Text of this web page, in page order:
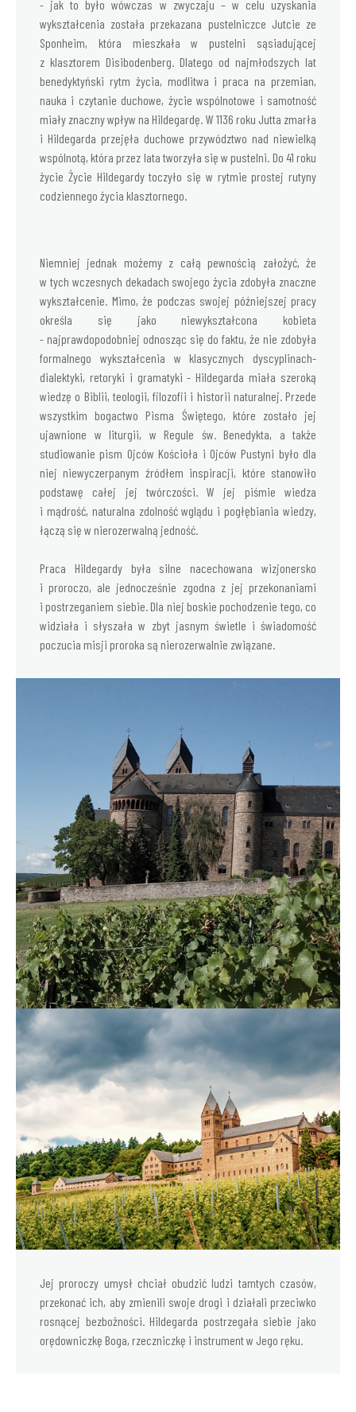
- jak to było wówczas w zwyczaju – w celu uzyskania
wykształcenia została przekazana pustelniczce Jutcie ze
Sponheim, która mieszkała w pustelni sąsiadującej
z klasztorem Disibodenberg. Dlatego od najmłodszych lat
benedyktyński rytm życia, modlitwa i praca na przemian,
nauka i czytanie duchowe, życie wspólnotowe i samotność
miały znaczny wpływ na Hildegardę. W 1136 roku Jutta zmarła
i Hildegarda przejęła duchowe przywództwo nad niewielką
wspólnotą, która przez lata tworzyła się w pustelni. Do 41 roku
życie Życie Hildegardy toczyło się w rytmie prostej rutyny
codziennego życia klasztornego.
Niemniej jednak możemy z całą pewnością założyć, że
w tych wczesnych dekadach swojego życia zdobyła znaczne
wykształcenie. Mimo, że podczas swojej późniejszej pracy
określa się jako niewykształcona kobieta
- najprawdopodobniej odnosząc się do faktu, że nie zdobyła
formalnego wykształcenia w klasycznych dyscyplinach-
dialektyki, retoryki i gramatyki - Hildegarda miała szeroką
wiedzę o Biblii, teologii, filozofii i historii naturalnej. Przede
wszystkim bogactwo Pisma Świętego, które zostało jej
ujawnione w liturgii, w Regule św. Benedykta, a także
studiowanie pism Ojców Kościoła i Ojców Pustyni było dla
niej niewyczerpanym źródłem inspiracji, które stanowiło
podstawę całej jej twórczości. W jej piśmie wiedza
i mądrość, naturalna zdolność wglądu i pogłębiania wiedzy,
łączą się w nierozerwalną jedność.
Praca Hildegardy była silne nacechowana wizjonersko
i proroczo, ale jednocześnie zgodna z jej przekonaniami
i postrzeganiem siebie. Dla niej boskie pochodzenie tego, co
widziała i słyszała w zbyt jasnym świetle i świadomość
poczucia misji proroka są nierozerwalnie związane.
Jej proroczy umysł chciał obudzić ludzi tamtych czasów,
przekonać ich, aby zmienili swoje drogi i działali przeciwko
rosnącej bezbożności. Hildegarda postrzegała siebie jako
orędowniczkę Boga, rzeczniczkę i instrument w Jego ręku.